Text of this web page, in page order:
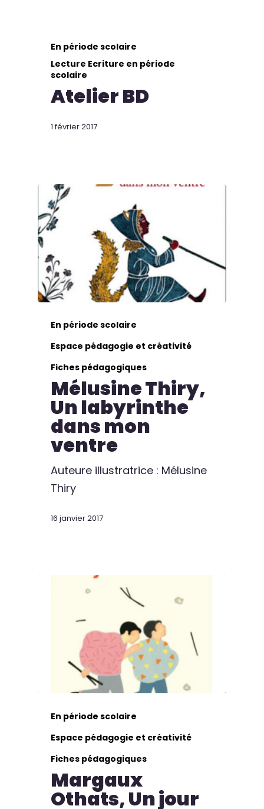
En période scolaire
Lecture Ecriture en période
scolaire
Atelier BD
1 février 2017
En période scolaire
Espace pédagogie et créativité
Fiches pédagogiques
Mélusine Thiry,
Un labyrinthe
dans mon
ventre
Auteure illustratrice : Mélusine
Thiry
16 janvier 2017
En période scolaire
Espace pédagogie et créativité
Fiches pédagogiques
Margaux
Othats, Un jour